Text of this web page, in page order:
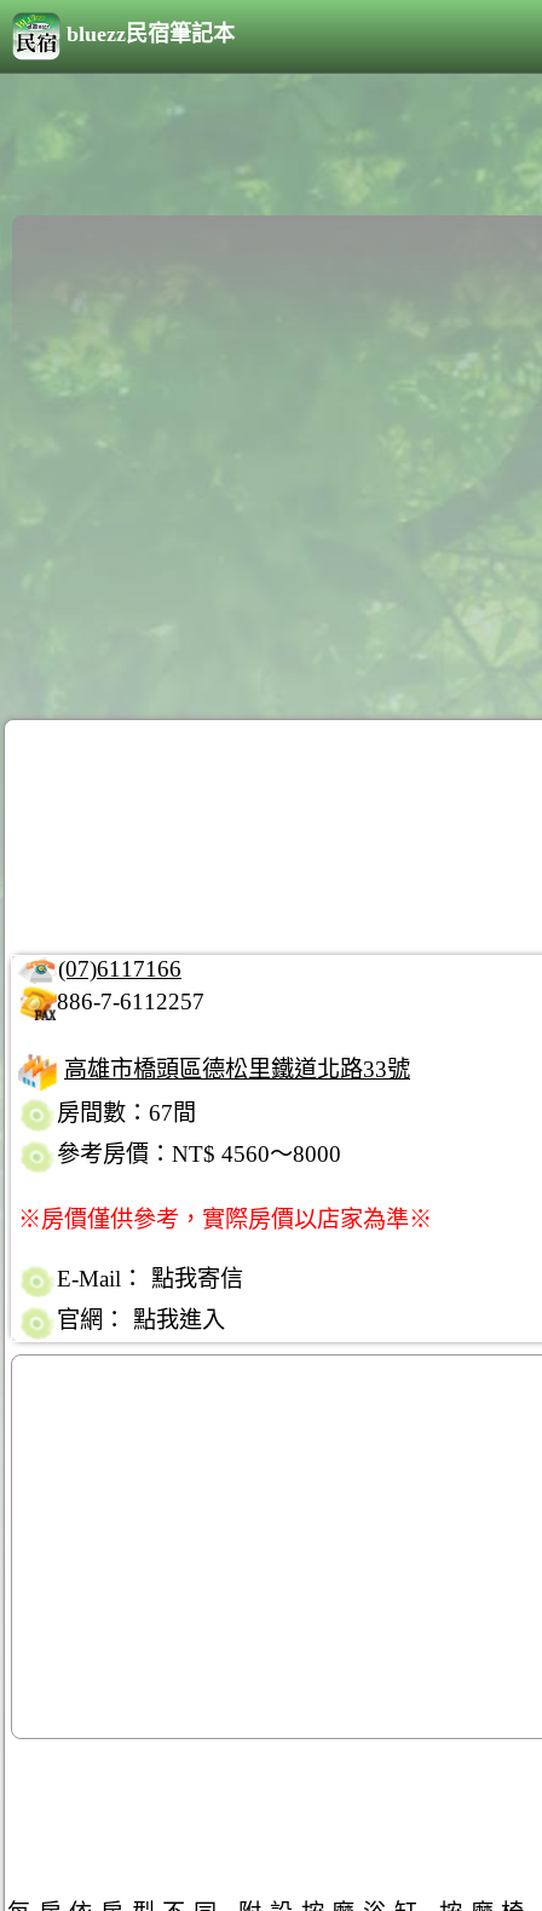
bluezz民宿筆記本
(07)6117166
886-7-6112257
高雄市橋頭區德松里鐵道北路33號
房間數：67間
參考房價：NT$ 4560～8000
※房價僅供參考，實際房價以店家為準※
E-Mail：
點我寄信
官網：
點我進入